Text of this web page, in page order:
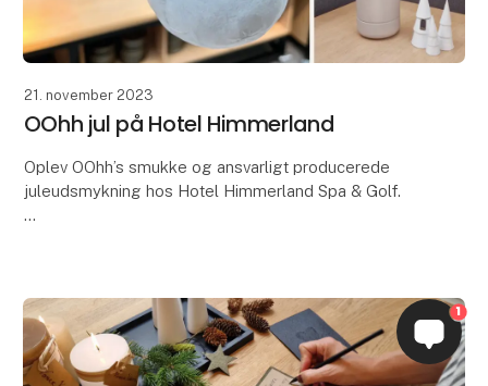
21. november 2023
OOhh jul på Hotel Himmerland
Oplev OOhh’s smukke og ansvarligt producerede
juleudsmykning hos Hotel Himmerland Spa & Golf.
1